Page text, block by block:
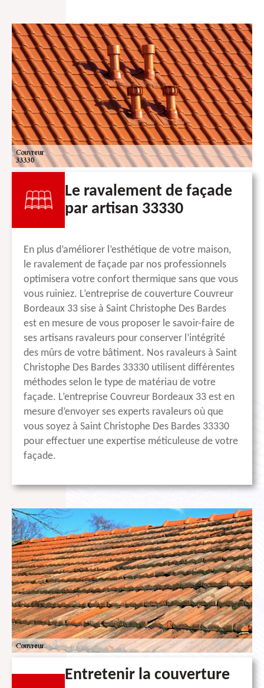
Le ravalement de façade
par artisan 33330
En plus d’améliorer l’esthétique de votre maison,
le ravalement de façade par nos professionnels
optimisera votre confort thermique sans que vous
vous ruiniez. L’entreprise de couverture Couvreur
Bordeaux 33 sise à Saint Christophe Des Bardes
est en mesure de vous proposer le savoir-faire de
ses artisans ravaleurs pour conserver l’intégrité
des mûrs de votre bâtiment. Nos ravaleurs à Saint
Christophe Des Bardes 33330 utilisent différentes
méthodes selon le type de matériau de votre
façade. L’entreprise Couvreur Bordeaux 33 est en
mesure d’envoyer ses experts ravaleurs où que
vous soyez à Saint Christophe Des Bardes 33330
pour effectuer une expertise méticuleuse de votre
façade.
Entretenir la couverture